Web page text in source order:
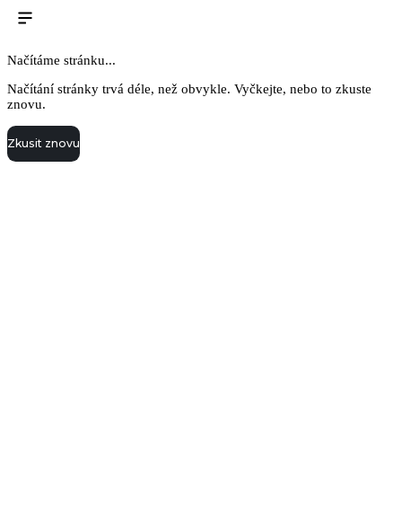
Načítáme stránku...
Načítání stránky trvá déle, než obvykle. Vyčkejte, nebo to zkuste
znovu.
Zkusit znovu